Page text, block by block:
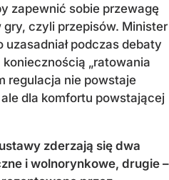
zapewnić sobie przewagę
czyli przepisów. Minister
uzasadniał podczas debaty
„ratowania
regulacja nie powstaje
dla komfortu powstającej
zderzają się dwa
i wolnorynkowe, drugie –